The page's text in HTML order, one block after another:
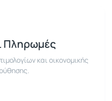
Πληρωμές
και οικονομικής